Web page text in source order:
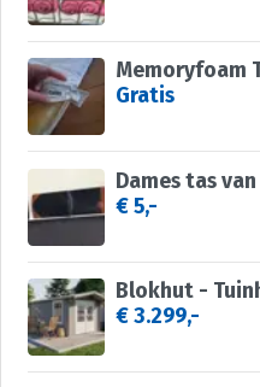
Gratis
Dames tas
€ 5,-
€ 3.299,-